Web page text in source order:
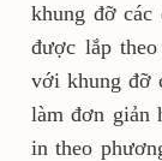
khung đỡ
được lắp
với khung đỡ
làm đơn giản
in theo